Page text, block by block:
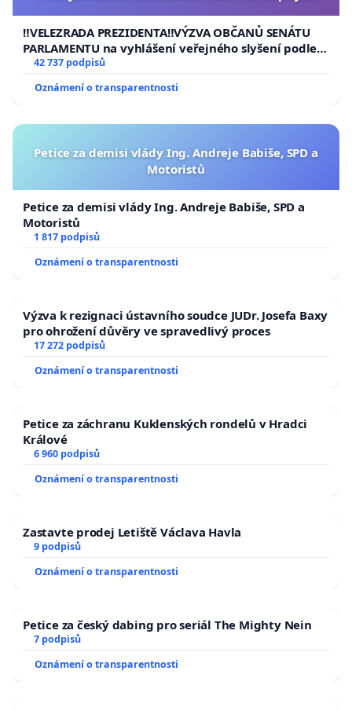
republiky
‼️VELEZRADA PREZIDENTA‼️VÝZVA OBČANŮ SENÁTU
PARLAMENTU na vyhlášení veřejného slyšení podle §
144 jednacího řádu Senátu k návrhu na přijetí
usnesení k podání ústavní žaloby na prezidenta
republiky
42 737 podpisů
Oznámení o transparentnosti
Petice za demisi vlády Ing. Andreje Babiše, SPD a
Motoristů
Petice za demisi vlády Ing. Andreje Babiše, SPD a
Motoristů
1 817 podpisů
Oznámení o transparentnosti
Výzva k rezignaci ústavního soudce JUDr. Josefa Baxy
pro ohrožení důvěry ve spravedlivý proces
17 272 podpisů
Oznámení o transparentnosti
Petice za záchranu Kuklenských rondelů v Hradci
Králové
6 960 podpisů
Oznámení o transparentnosti
Zastavte prodej Letiště Václava Havla
9 podpisů
Oznámení o transparentnosti
Petice za český dabing pro seriál The Mighty Nein
7 podpisů
Oznámení o transparentnosti